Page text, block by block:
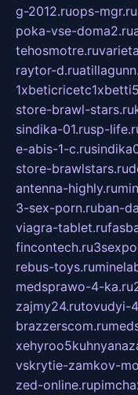
g-2012.ruops-mgr.ru
poka-vse-doma2.ru
tehosmotre.ru
raytor-d.ru
store-brawl-stars.ru
sindika-01.rusp-
e-abis-1-c.ru
store-brawlstars.ru
antenna-highly.ru
3-sex-porn.ruban-
viagra-tablet.ru
fincontech.ru
rebus-toys.ru
medsprawo-4-ka.ru
zajmy24.rutovudyi-
brazzerscom.ru
vskrytie-zamkov-
zed-online.ru